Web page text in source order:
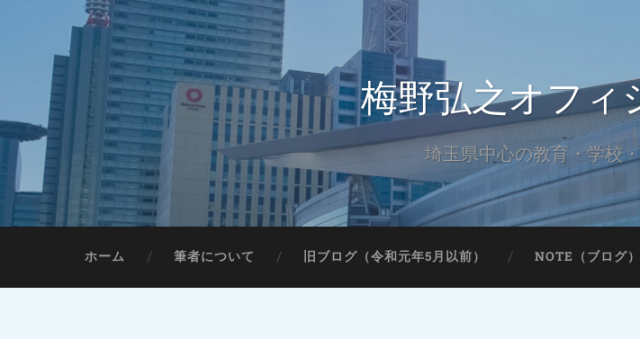
梅野弘之オフ
埼玉県中心の教育・学校
ホーム 筆者について 旧ブログ（令和元年5月以前） NOTE（ブログ）